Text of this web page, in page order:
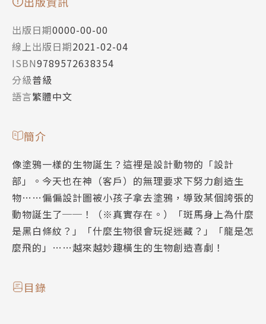
出版日期0000-00-00
線上出版日期2021-02-04
ISBN9789572638354
分級普級
語言繁體中文
簡介
像塗鴉一樣的生物誕生？這裡是設計動物的「設計
部」。今天也在神（客戶）的無理要求下努力創造生
物……偏偏設計圖被小孩子拿去塗鴉，導致某個誇張的
動物誕生了──！（※真實存在。）「斑馬身上為什麼
是黑白條紋？」「什麼生物很會玩捉迷藏？」「龍是怎
麼飛的」……越來越妙趣橫生的生物創造喜劇！
目錄